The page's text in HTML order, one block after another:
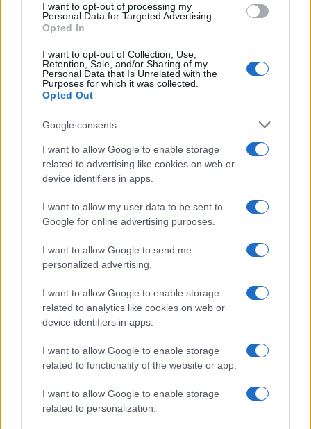
I want to opt-out of processing my
Personal Data for Targeted Advertising.
Opted In
I want to opt-out of Collection, Use,
Retention, Sale, and/or Sharing of my
Personal Data that Is Unrelated with the
Purposes for which it was collected.
Opted Out
Google consents
I want to allow Google to enable storage
related to advertising like cookies on web or
device identifiers in apps.
I want to allow my user data to be sent to
Google for online advertising purposes.
I want to allow Google to send me
personalized advertising.
I want to allow Google to enable storage
related to analytics like cookies on web or
device identifiers in apps.
I want to allow Google to enable storage
related to functionality of the website or app.
I want to allow Google to enable storage
related to personalization.
Turiste si perdono a Tavolara: salvate dai vigili
del fuoco
Meteo Olbia 6 agosto, migliora il tempo in
Gallura
Incidente Olbia, poliziotto in vacanza salva 6
persone: due bimbi tra i feriti
Red Valley Festival, musica no-stop a Olbia fino
alle 5